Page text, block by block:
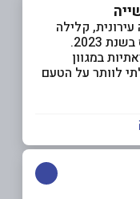
קלילה
2023.
במגוון
לוותר על הטעם